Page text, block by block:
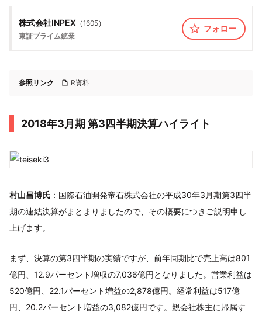
株式会社INPEX （ 1605）
東証プライム鉱業
フォロー
参照リンク IR資料
2018年3月期 第3四半期決算ハイライト
村山昌博氏 ：国際石油開発帝石株式会社の平成30年3月期第3四半
期の連結決算がまとまりましたので、その概要につきご説明申し
上げます。
まず、決算の第3四半期の実績ですが、前年同期比で売上高は801
億円、12.9パーセント増収の7,036億円となりました。営業利益は
520億円、22.1パーセント増益の2,878億円。経常利益は517億
円、20.2パーセント増益の3,082億円です。親会社株主に帰属す